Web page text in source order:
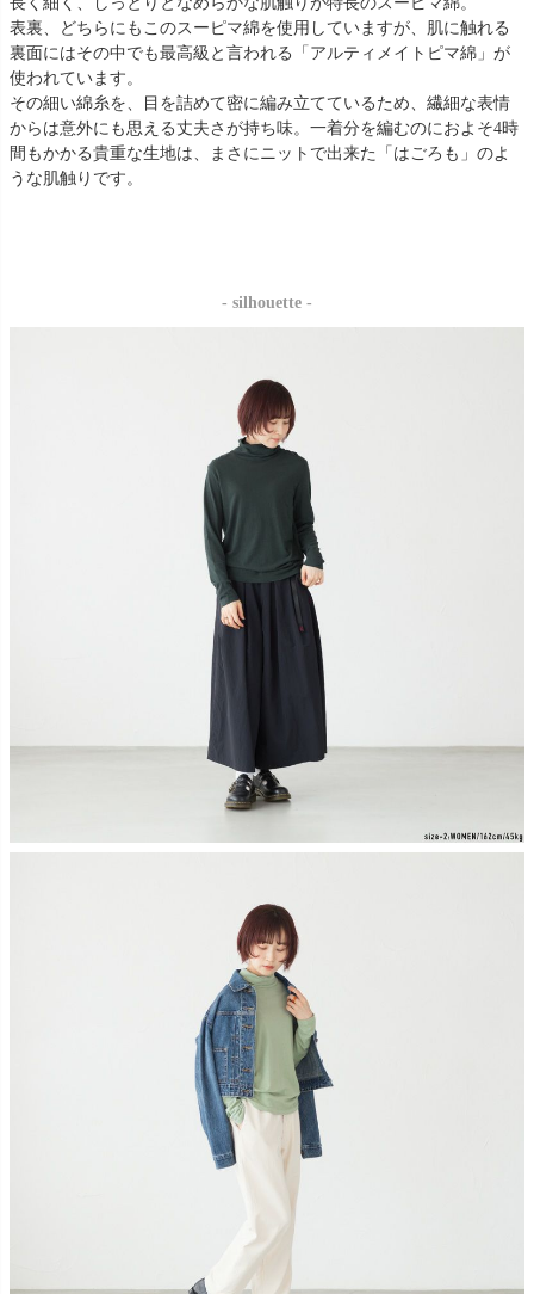
表裏、どちらにもこのスーピマ綿を使用していますが、肌に触れる
裏面にはその中でも最高級と言われる「アルティメイトピマ綿」が
使われています。
その細い綿糸を、目を詰めて密に編み立てているため、繊細な表情
からは意外にも思える丈夫さが持ち味。一着分を編むのにおよそ4時
間もかかる貴重な生地は、まさにニットで出来た「はごろも」のよ
うな肌触りです。
- silhouette -